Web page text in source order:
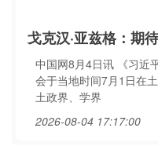
戈克汉·亚兹格：期
中国网8月4日讯 《习近
会于当地时间7月1日在
土政界、学界
2026-08-04 17:17:00